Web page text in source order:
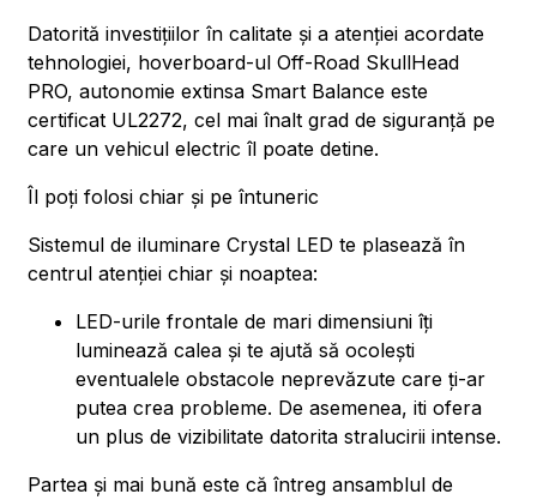
Datorită investițiilor în calitate și a atenției acordate
tehnologiei, hoverboard-ul Off-Road SkullHead
PRO, autonomie extinsa Smart Balance este
certificat UL2272, cel mai înalt grad de siguranță pe
care un vehicul electric îl poate detine.
Îl poți folosi chiar și pe întuneric
Sistemul de iluminare Crystal LED te plasează în
centrul atenției chiar și noaptea:
LED-urile frontale de mari dimensiuni îți
luminează calea și te ajută să ocolești
eventualele obstacole neprevăzute care ți-ar
putea crea probleme. De asemenea, iti ofera
un plus de vizibilitate datorita stralucirii intense.
Partea și mai bună este că întreg ansamblul de